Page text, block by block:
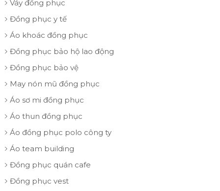
Nhân viên công ty mặc áo polo đồng phục
Xây dựng hình ảnh chuyên nghiệp cho
doanh nghiệp
Khả năng in logo và slogan dễ dàng trên chất liệu thun
mềm không chỉ mang tính thẩm mỹ cao, mà còn giúp
doanh nghiệp dễ dàng tạo nên sự đồng bộ cho thương
chữ và hình ảnh được in sắc nét, các doanh nghiệp có
thể tùy chỉnh thiết kế để trở nên nổi bật, đặc trưng và
chuyên nghiệp hơn.
Váy đồng phục
Đồng phục y tế
Áo khoác đồng phục
Đồng phục bảo hộ lao động
Đồng phục bảo vệ
May nón mũ đồng phục
Áo sơ mi đồng phục
Áo thun đồng phục
Áo đồng phục polo công ty
Áo team building
Đồng phục quán cafe
Đồng phục vest